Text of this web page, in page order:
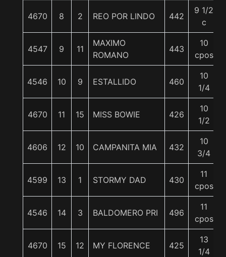
4670 8 2 REO POR LINDO 442
9 1/2
c
4547 9 11
MAXIMO
ROMANO
443
10
cpos
4546 10 9 ESTALLIDO 460
10
1/4
4670 11 15 MISS BOWIE 426
10
1/2
4606 12 10 CAMPANITA MIA 432
10
3/4
4599 13 1 STORMY DAD 430
11
cpos
4546 14 3 BALDOMERO PRI 496
11
cpos
4670 15 12 MY FLORENCE 425
13
1/4